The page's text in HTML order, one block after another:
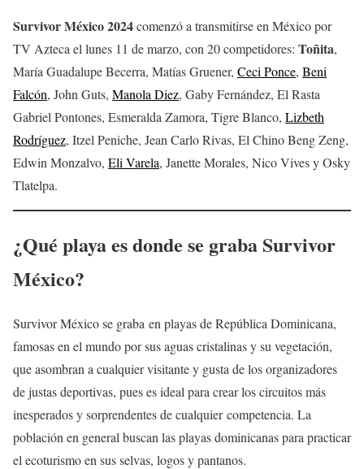
Survivor México 2024comenzó a transmitirse en México por
TV Azteca el lunes 11 de marzo, con 20 competidores: Toñita,
María Guadalupe Becerra, Matías Gruener, Ceci Ponce, Beni
Falcón, John Guts, Manola Diez, Gaby Fernández, El Rasta
Gabriel Pontones, Esmeralda Zamora, Tigre Blanco, Lizbeth
Rodríguez, Itzel Peniche, Jean Carlo Rivas, El Chino Beng Zeng,
Edwin Monzalvo, Eli Varela, Janette Morales, Nico Vives y Osky
Tlatelpa.
¿Qué playa es donde se graba Survivor
México?
Survivor México se graba en playas de República Dominicana,
famosas en el mundo por sus aguas cristalinas y su vegetación,
que asombran a cualquier visitante y gusta de los organizadores
de justas deportivas, pues es ideal para crear los circuitos más
inesperados y sorprendentes de cualquier competencia. La
población en general buscan las playas dominicanas para practicar
el ecoturismo en sus selvas, logos y pantanos.